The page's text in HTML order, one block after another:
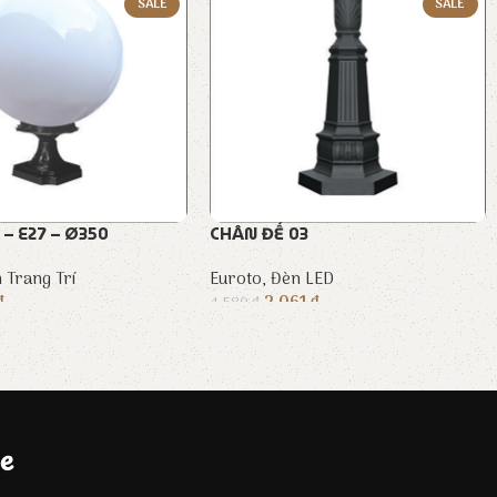
E27 – Ø350
Trang Trí
CHÂN ĐẾ 03
Euroto,Đèn LED
4.580₫ 2.061₫